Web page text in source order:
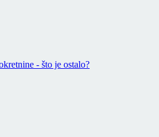
- što je ostalo?